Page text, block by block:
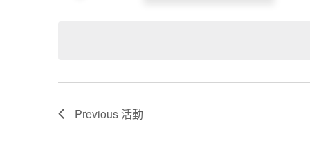
Previous 活動